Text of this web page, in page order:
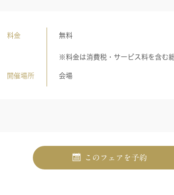
料金 無料
※料金は消費税・サービス料を含む総
開催場所 会場
このフェアを予約